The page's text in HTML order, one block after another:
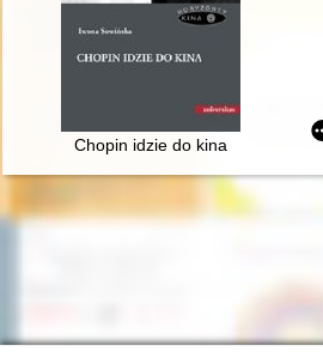
Chopin idzie do kina